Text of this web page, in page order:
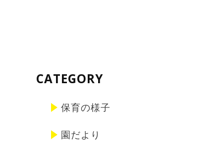
CATEGORY
保育の様子
園だより